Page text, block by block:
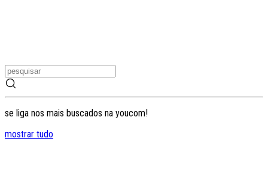
se liga nos mais buscados na youcom!
mostrar tudo